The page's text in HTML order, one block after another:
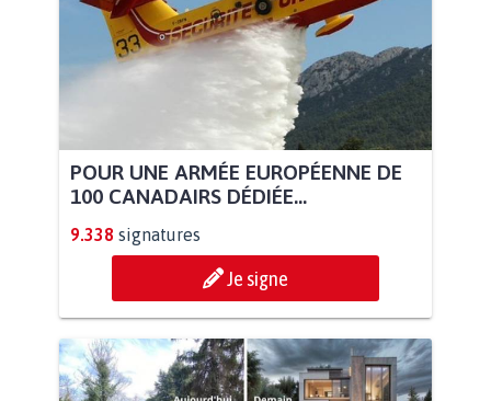
POUR UNE ARMÉE EUROPÉENNE DE
100 CANADAIRS DÉDIÉE...
9.338 signatures
Je signe